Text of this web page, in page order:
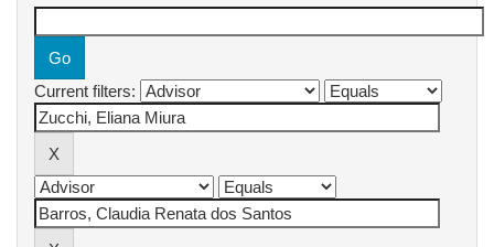
Current filters: